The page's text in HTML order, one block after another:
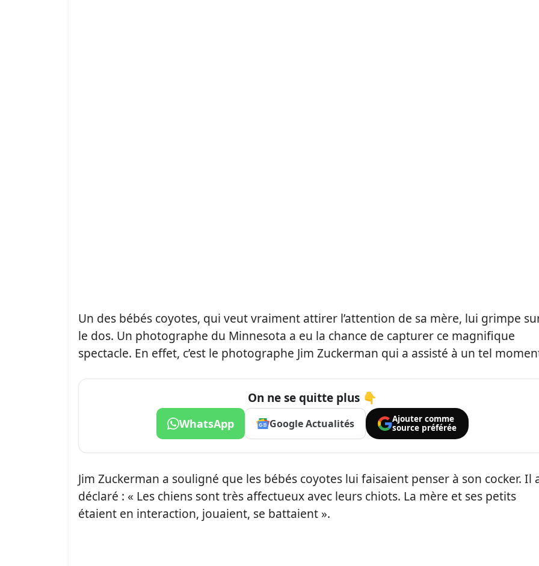
Un des bébés coyotes, qui veut vraiment attirer l’attention de sa mère, lui grimpe
le dos. Un photographe du Minnesota a eu la chance de capturer ce magnifique
spectacle. En effet, c’est le photographe Jim Zuckerman qui a assisté à un tel
On ne se quitte plus 👇
WhatsApp Google Actualités
Ajouter comme
source préférée
Jim Zuckerman a souligné que les bébés coyotes lui faisaient penser à son cocker. Il
déclaré : « Les chiens sont très affectueux avec leurs chiots. La mère et ses petits
étaient en interaction, jouaient, se battaient ».